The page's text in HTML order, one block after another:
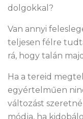
dolgokkal?
Van annyi
teljesen félre
rá, hogy talán
Ha a tereid
egyértelműen
változást
módja, ha